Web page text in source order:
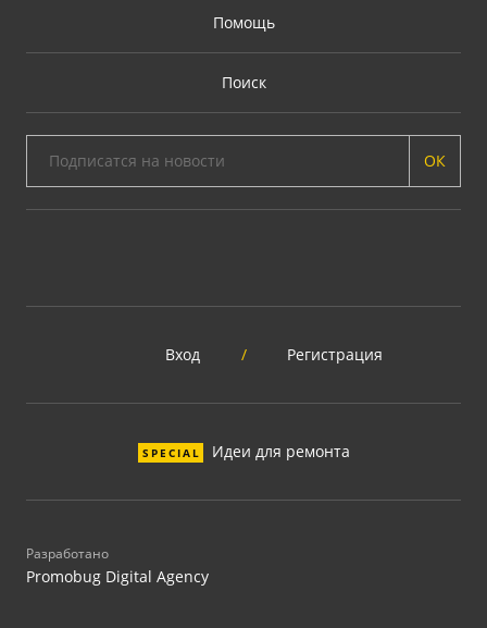
Помощь
Поиск
ОК
Вход / Регистрация
SPECIAL Идеи для ремонта
Разработано
Promobug Digital Agency